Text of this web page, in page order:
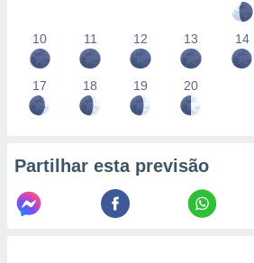
10 11 12 13 14
17 18 19 20
Partilhar esta previsão